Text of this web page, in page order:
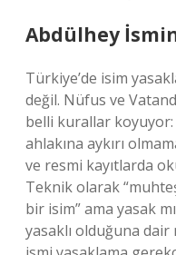
Abdülhey
Türkiye’de isim
değil. Nüfus ve
belli kurallar
ahlakına aykırı
ve resmi kayıtlarda
Teknik olarak
bir isim” ama yasak
yasaklı olduğuna